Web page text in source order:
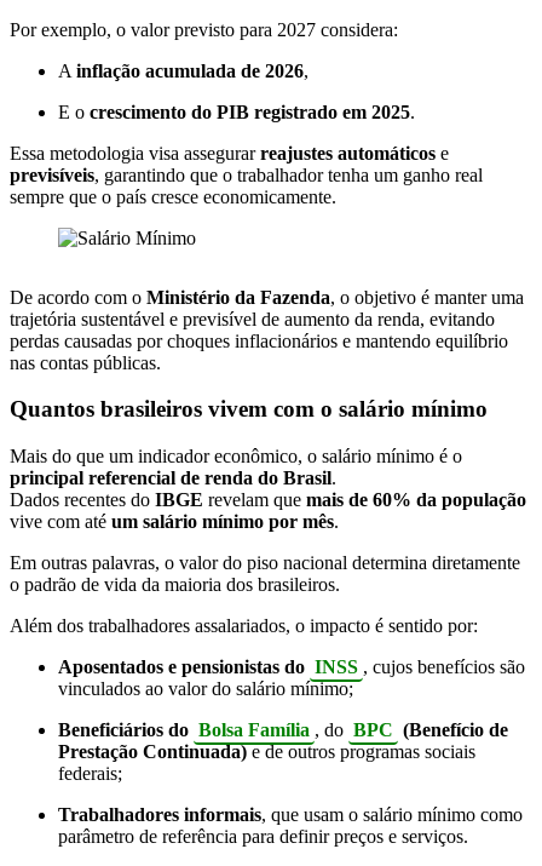
Por exemplo, o valor previsto para 2027 considera:
A inflação acumulada de 2026,
E o crescimento do PIB registrado em 2025.
Essa metodologia visa assegurarreajustes automáticos e
previsíveis, garantindo que o trabalhador tenha um ganho real
sempre que o país cresce economicamente.
De acordo com o Ministério da Fazenda, o objetivo é manter uma
trajetória sustentável e previsível de aumento da renda, evitando
perdas causadas por choques inflacionários e mantendo equilíbrio
nas contas públicas.
Quantos brasileiros vivem com o salário mínimo
Mais do que um indicador econômico, o salário mínimo é o
principal referencial de renda do Brasil.
Dados recentes do IBGE revelam que mais de 60% da população
vive com até um salário mínimo por mês.
Em outras palavras, o valor do piso nacional determina diretamente
o padrão de vida da maioria dos brasileiros.
Além dos trabalhadores assalariados, o impacto é sentido por:
Aposentados e pensionistas do INSS , cujos benefícios são
vinculados ao valor do salário mínimo;
Beneficiários do Bolsa Família , do BPC (Benefício de
Prestação Continuada)e de outros programas sociais
federais;
Trabalhadores informais, que usam o salário mínimo como
parâmetro de referência para definir preços e serviços.